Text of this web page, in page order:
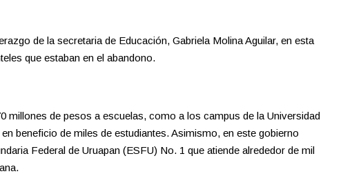
de la secretaria de Educación, Gabriela Molina Aguilar, en esta
que estaban en el abandono.
millones de pesos a escuelas, como a los campus de la Universidad
beneficio de miles de estudiantes. Asimismo, en este gobierno
Federal de Uruapan (ESFU) No. 1 que atiende alrededor de mil